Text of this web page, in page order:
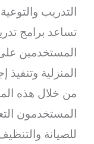
التدريب
تساعد برامج
المستخدمين
المنزلية وتنفيذ
من خلال هذه
المستخدمون
للصيانة